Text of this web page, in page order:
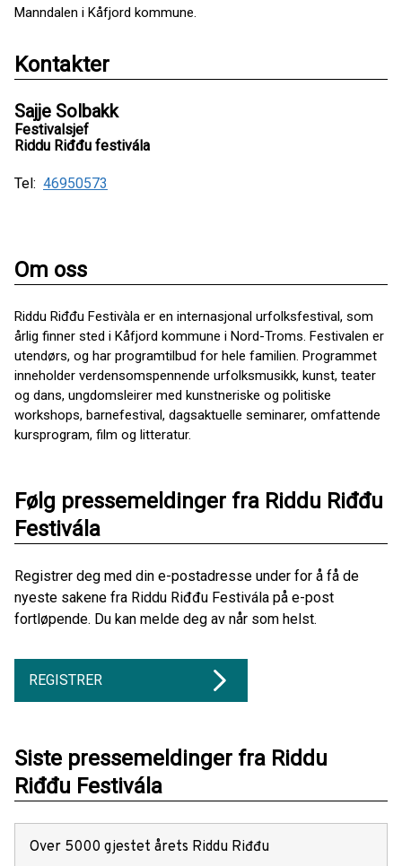
Manndalen i Kåfjord kommune.
Kontakter
Sajje Solbakk
Festivalsjef
Riddu Riđđu festivála
Tel: 46950573
Om oss
Riddu Riđđu Festivàla er en internasjonal urfolksfestival, som
årlig finner sted i Kåfjord kommune i Nord-Troms. Festivalen er
utendørs, og har programtilbud for hele familien. Programmet
inneholder verdensomspennende urfolksmusikk, kunst, teater
og dans, ungdomsleirer med kunstneriske og politiske
workshops, barnefestival, dagsaktuelle seminarer, omfattende
kursprogram, film og litteratur.
Følg pressemeldinger fra Riddu Riđđu
Festivála
Registrer deg med din e-postadresse under for å få de
nyeste sakene fra Riddu Riđđu Festivála på e-post
fortløpende. Du kan melde deg av når som helst.
REGISTRER
Siste pressemeldinger fra Riddu
Riđđu Festivála
Over 5000 gjestet årets Riddu Riđđu